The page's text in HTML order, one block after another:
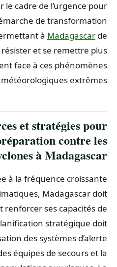
le cadre de l’urgence pour
de transformation
àMadagascar de
résister et se remettre plus
face à ces phénomènes
météorologiques extrêmes.
et stratégies pour
contre les
à Madagascar
à la fréquence croissante
Madagascar doit
renforcer ses capacités de
stratégique doit
des systèmes d’alerte
équipes de secours et la